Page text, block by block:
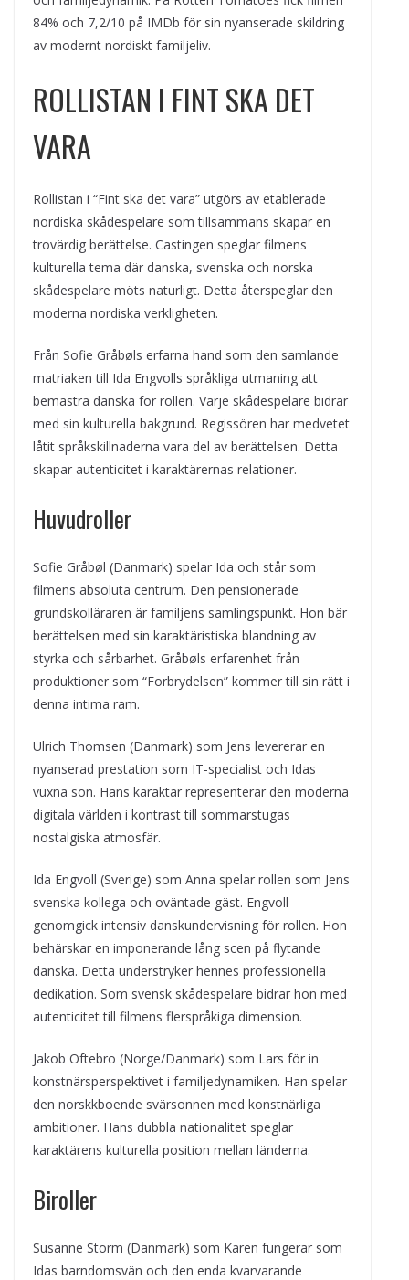
84% och 7,2/10 på IMDb för sin nyanserade skildring
av modernt nordiskt familjeliv.
ROLLISTAN I FINT SKA DET
VARA
Rollistan i “Fint ska det vara” utgörs av etablerade
nordiska skådespelare som tillsammans skapar en
trovärdig berättelse. Castingen speglar filmens
kulturella tema där danska, svenska och norska
skådespelare möts naturligt. Detta återspeglar den
moderna nordiska verkligheten.
Från Sofie Gråbøls erfarna hand som den samlande
matriaken till Ida Engvolls språkliga utmaning att
bemästra danska för rollen. Varje skådespelare bidrar
med sin kulturella bakgrund. Regissören har medvetet
låtit språkskillnaderna vara del av berättelsen. Detta
skapar autenticitet i karaktärernas relationer.
Huvudroller
Sofie Gråbøl (Danmark) spelar Ida och står som
filmens absoluta centrum. Den pensionerade
grundskolläraren är familjens samlingspunkt. Hon bär
berättelsen med sin karaktäristiska blandning av
styrka och sårbarhet. Gråbøls erfarenhet från
produktioner som “Forbrydelsen” kommer till sin rätt i
denna intima ram.
Ulrich Thomsen (Danmark) som Jens levererar en
nyanserad prestation som IT-specialist och Idas
vuxna son. Hans karaktär representerar den moderna
digitala världen i kontrast till sommarstugas
nostalgiska atmosfär.
Ida Engvoll (Sverige) som Anna spelar rollen som Jens
svenska kollega och oväntade gäst. Engvoll
genomgick intensiv danskundervisning för rollen. Hon
behärskar en imponerande lång scen på flytande
danska. Detta understryker hennes professionella
dedikation. Som svensk skådespelare bidrar hon med
autenticitet till filmens flerspråkiga dimension.
Jakob Oftebro (Norge/Danmark) som Lars för in
konstnärsperspektivet i familjedynamiken. Han spelar
den norskkboende svärsonnen med konstnärliga
ambitioner. Hans dubbla nationalitet speglar
karaktärens kulturella position mellan länderna.
Biroller
Susanne Storm (Danmark) som Karen fungerar som
Idas barndomsvän och den enda kvarvarande